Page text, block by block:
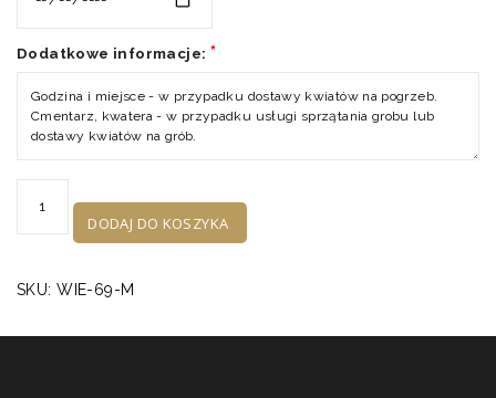
Dodatkowe informacje: *
DODAJ DO KOSZYKA
SKU:WIE-69-M